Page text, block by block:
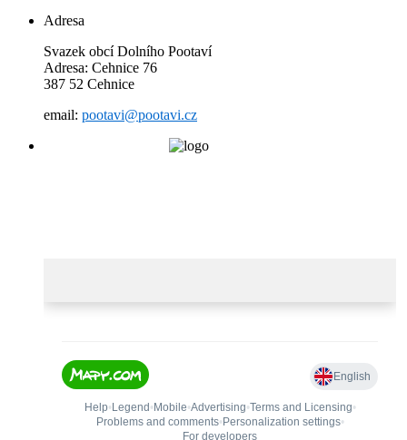
Adresa
Svazek obcí Dolního Pootaví
Adresa: Cehnice 76
387 52 Cehnice
email: pootavi@pootavi.cz